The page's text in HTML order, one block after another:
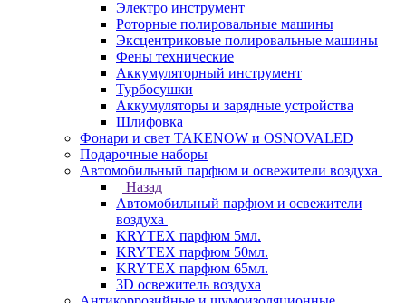
Электро инструмент
Роторные полировальные машины
Эксцентриковые полировальные машины
Фены технические
Аккумуляторный инструмент
Турбосушки
Аккумуляторы и зарядные устройства
Шлифовка
Фонари и свет TAKENOW и OSNOVALED
Подарочные наборы
Автомобильный парфюм и освежители воздуха
Назад
Автомобильный парфюм и освежители
воздуха
KRYTEX парфюм 5мл.
KRYTEX парфюм 50мл.
KRYTEX парфюм 65мл.
3D освежитель воздуха